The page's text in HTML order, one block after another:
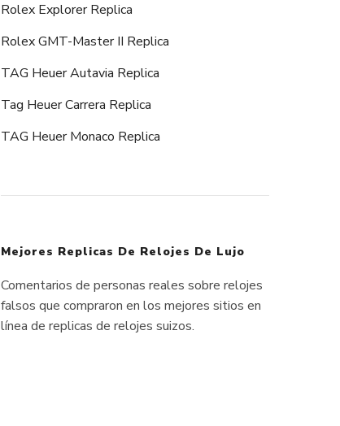
Rolex Explorer Replica
Rolex GMT-Master II Replica
TAG Heuer Autavia Replica
Tag Heuer Carrera Replica
TAG Heuer Monaco Replica
Mejores Replicas De Relojes De Lujo
Comentarios de personas reales sobre relojes
falsos que compraron en los mejores sitios en
línea de replicas de relojes suizos.